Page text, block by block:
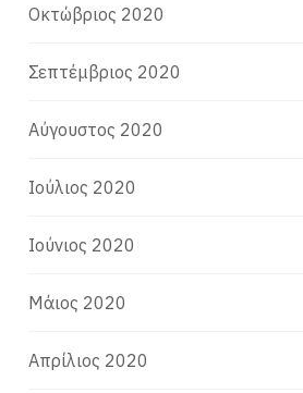
Οκτώβριος 2020
Σεπτέμβριος 2020
Αύγουστος 2020
Ιούλιος 2020
Ιούνιος 2020
Μάιος 2020
Απρίλιος 2020